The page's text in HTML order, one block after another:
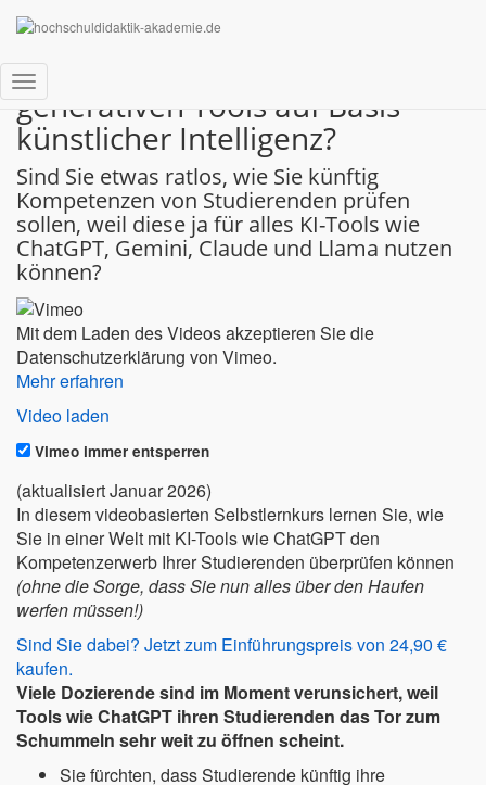
Navigation
umschalten
Ist die Hausarbeit wirklich tot?
Wie prüfen wir in einer Welt mit
generativen Tools auf Basis
künstlicher Intelligenz?
Sind Sie etwas ratlos, wie Sie künftig
Kompetenzen von Studierenden prüfen
sollen, weil diese ja für alles KI-Tools wie
ChatGPT, Gemini, Claude und Llama nutzen
können?
Mit dem Laden des Videos akzeptieren Sie die
Datenschutzerklärung von Vimeo.
Mehr erfahren
Video laden
Vimeo immer entsperren
(aktualisiert Januar 2026)
In diesem videobasierten Selbstlernkurs lernen Sie, wie
Sie in einer Welt mit KI-Tools wie ChatGPT den
Kompetenzerwerb Ihrer Studierenden überprüfen können
(ohne die Sorge, dass Sie nun alles über den Haufen
werfen müssen!)
Sind Sie dabei? Jetzt zum Einführungspreis von 24,90 €
kaufen.
Viele Dozierende sind im Moment verunsichert, weil
Tools wie ChatGPT ihren Studierenden das Tor zum
Schummeln sehr weit zu öffnen scheint.
Sie fürchten, dass Studierende künftig ihre